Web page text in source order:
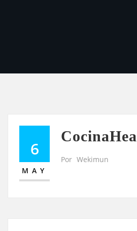
6
MAY
Por Wekimun